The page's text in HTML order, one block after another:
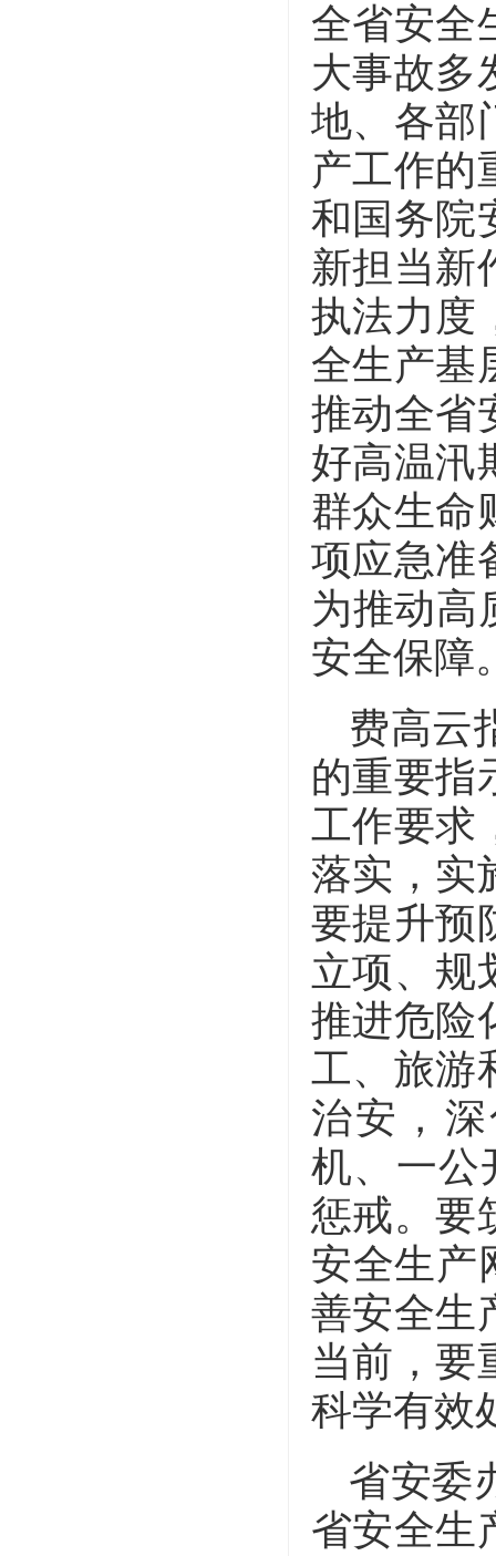
全省安全
大事故多
地、各部
产工作的
和国务院
新担当新
执法力度
全生产基
推动全省
好高温汛
群众生命
项应急准
为推动高
安全保障
费高云
的重要指
工作要求
落实，实
要提升预
立项、规
推进危险
工、旅游
治安，
机、一公
惩戒。要
安全生产
善安全生
当前，要
科学有效
省安委
省安全生